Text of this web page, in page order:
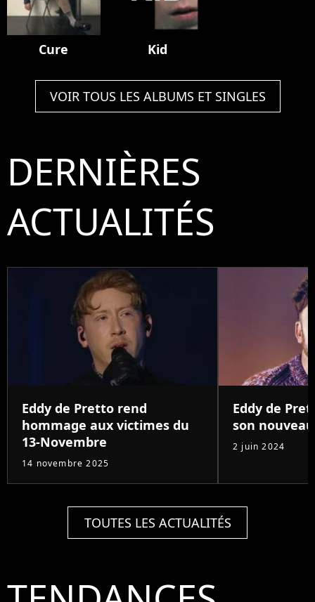
Cure Kid
VOIR TOUS LES ALBUMS ET SINGLES
DERNIÈRES
ACTUALITÉS
Eddy de Pretto rend
hommage aux victimes du
13-Novembre
14 novembre 2025
Eddy de
son
2 juin 2024
TOUTES LES ACTUALITÉS